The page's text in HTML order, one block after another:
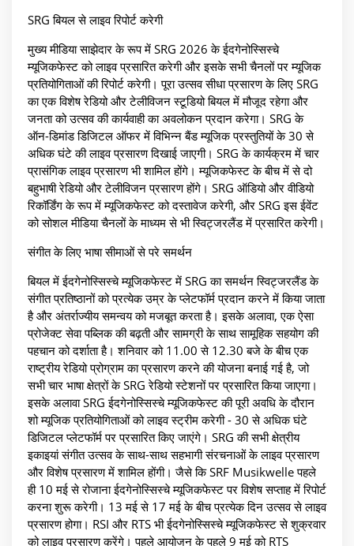
SRG बियल से लाइव रिपोर्ट करेगी
मुख्य मीडिया साझेदार के रूप में SRG 2026 के ईदगेनोस्सिस्चे
म्यूजिकफेस्ट को लाइव प्रसारित करेगी और इसके सभी चैनलों पर म्यूजिक
प्रतियोगिताओं की रिपोर्ट करेगी। पूरा उत्सव सीधा प्रसारण के लिए SRG
का एक विशेष रेडियो और टेलीविजन स्टूडियो बियल में मौजूद रहेगा और
जनता को उत्सव की कार्यवाही का अवलोकन प्रदान करेगा। SRG के
ऑन-डिमांड डिजिटल ऑफर में विभिन्न बैंड म्यूजिक प्रस्तुतियों के 30 से
अधिक घंटे की लाइव प्रसारण दिखाई जाएगी। SRG के कार्यक्रम में चार
प्रासंगिक लाइव प्रसारण भी शामिल होंगे। म्यूजिकफेस्ट के बीच में से दो
बहुभाषी रेडियो और टेलीविजन प्रसारण होंगे। SRG ऑडियो और वीडियो
रिकॉर्डिंग के रूप में म्यूजिकफेस्ट को दस्तावेज करेगी, और SRG इस ईवेंट
को सोशल मीडिया चैनलों के माध्यम से भी स्विट्जरलैंड में प्रसारित करेगी।
संगीत के लिए भाषा सीमाओं से परे समर्थन
बियल में ईदगेनोस्सिस्चे म्यूजिकफेस्ट में SRG का समर्थन स्विट्जरलैंड के
संगीत प्रतिष्ठानों को प्रत्येक उम्र के प्लेटफॉर्म प्रदान करने में किया जाता
है और अंतर्राज्यीय समन्वय को मजबूत करता है। इसके अलावा, एक ऐसा
प्रोजेक्ट सेवा पब्लिक की बढ़ती और सामग्री के साथ सामूहिक सहयोग की
पहचान को दर्शाता है। शनिवार को 11.00 से 12.30 बजे के बीच एक
राष्ट्रीय रेडियो प्रोग्राम का प्रसारण करने की योजना बनाई गई है, जो
सभी चार भाषा क्षेत्रों के SRG रेडियो स्टेशनों पर प्रसारित किया जाएगा।
इसके अलावा SRG ईदगेनोस्सिस्चे म्यूजिकफेस्ट की पूरी अवधि के दौरान
शो म्यूजिक प्रतियोगिताओं को लाइव स्ट्रीम करेगी - 30 से अधिक घंटे
डिजिटल प्लेटफॉर्म पर प्रसारित किए जाएंगे। SRG की सभी क्षेत्रीय
इकाइयां संगीत उत्सव के साथ-साथ सहभागी संरचनाओं के लाइव प्रसारण
और विशेष प्रसारण में शामिल होंगी। जैसे कि SRF Musikwelle पहले
ही 10 मई से रोजाना ईदगेनोस्सिस्चे म्यूजिकफेस्ट पर विशेष सप्ताह में रिपोर्ट
करना शुरू करेगी। 13 मई से 17 मई के बीच प्रत्येक दिन उत्सव से लाइव
प्रसारण होगा। RSI और RTS भी ईदगेनोस्सिस्चे म्यूजिकफेस्ट से शुक्रवार
को लाइव प्रसारण करेंगे। पहले आयोजन के पहले 9 मई को RTS